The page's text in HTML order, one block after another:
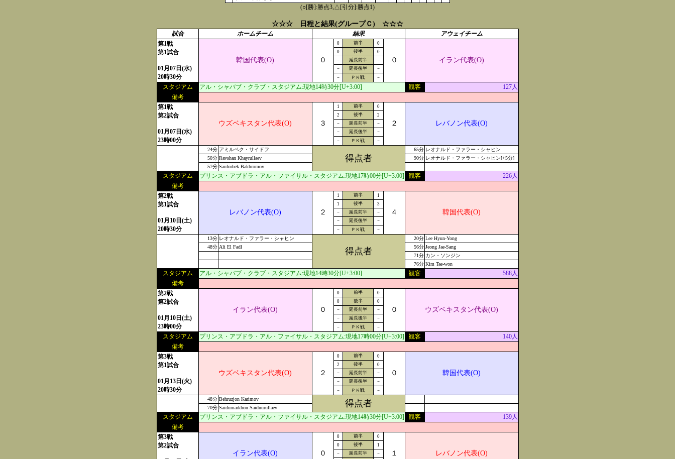
(○[勝]:勝点3,△[引分]:勝点1)
☆☆☆ 日程と結果(グループＣ) ☆☆☆
試合 ホームチーム 結果
アウェイチーム
第1戦
第1試合
01月07日(水)
20時30分
韓国代表(O) ０
0 前半 0
０ イラン代表(O)
0 後半
0
－
延長前半
－
－
延長後半
－
－
ＰＫ戦 －
スタジアム アル・シャバブ・クラブ・スタジアム:現地14時30分[U+3:00] 観客
127人
備考
第1戦
第2試合
01月07日(水)
23時00分
ウズベキスタン代表(O) ３
1 前半 0
２ レバノン代表(O)
2 後半
2
－
延長前半
－
－
延長後半
－
－
ＰＫ戦 －
24分 アミルベク・サイドフ
得点者
65分 レオナルド・ファラー・シャヒン
50分 Ravshan Khayrullaev 90分 レオナルド・ファラー・シャヒン[+5分]
57分 Sardorbek Bakhromov
スタジアム プリンス・アブドラ・アル・ファイサル・スタジアム:現地17時00分[U+3:00] 観客
226人
備考
第2戦
第1試合
01月10日(土)
20時30分
レバノン代表(O) ２
1 前半 1
４ 韓国代表(O)
1 後半
3
－
延長前半
－
－
延長後半
－
－
ＰＫ戦 －
13分 レオナルド・ファラー・シャヒン
得点者
20分 Lee Hyun-Yong
48分 Ali El Fadl 56分 Jeong Jae-Sang
71分 カン・ソンジン
76分 Kim Tae-won
スタジアム アル・シャバブ・クラブ・スタジアム:現地14時30分[U+3:00] 観客
588人
備考
第2戦
第2試合
01月10日(土)
23時00分
イラン代表(O) ０
0 前半 0
０ ウズベキスタン代表(O)
0 後半
0
－
延長前半
－
－
延長後半
－
－
ＰＫ戦 －
スタジアム プリンス・アブドラ・アル・ファイサル・スタジアム:現地17時00分[U+3:00] 観客
140人
備考
第3戦
第1試合
01月13日(火)
20時30分
ウズベキスタン代表(O) ２
0 前半 0
０ 韓国代表(O)
2 後半
0
－
延長前半
－
－
延長後半
－
－
ＰＫ戦 －
48分 Behruzjon Karimov 得点者
70分 Saidumarkhon Saidnurullaev
スタジアム プリンス・アブドラ・アル・ファイサル・スタジアム:現地14時30分[U+3:00] 観客
139人
備考
第3戦
第2試合
イラン代表(O) ０
0 前半 0
１ レバノン代表(O)
0 後半
1
－
延長前半 －